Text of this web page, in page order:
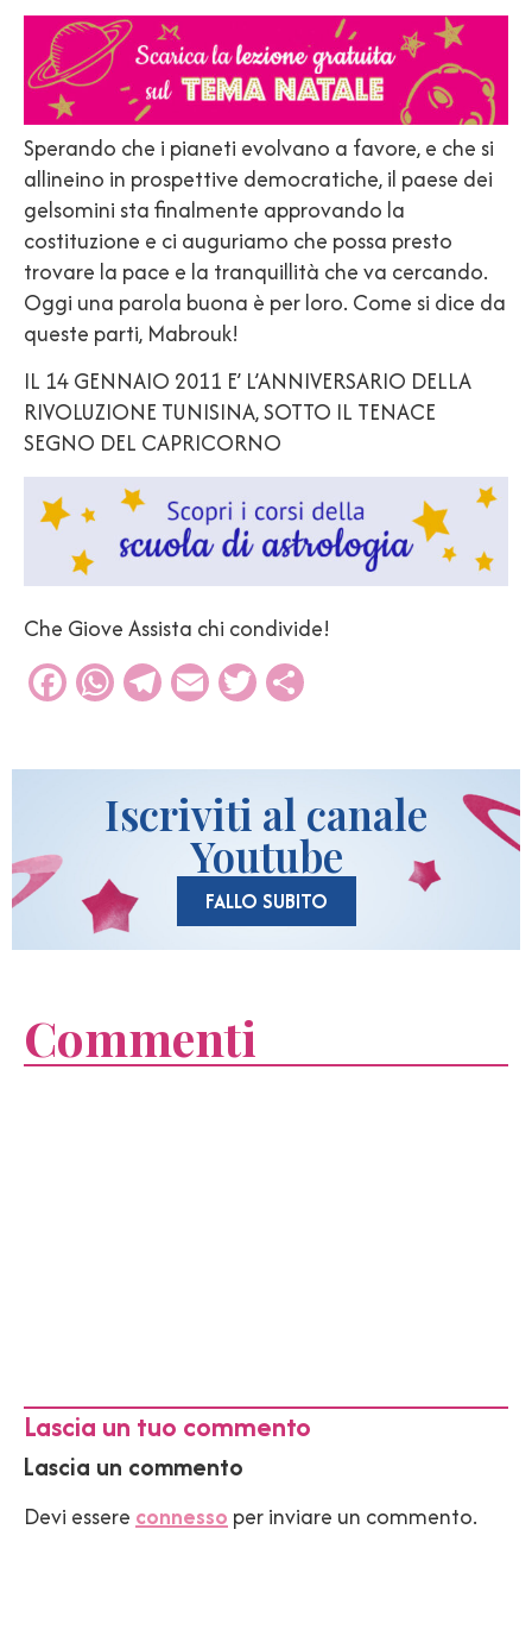
Sperando che i pianeti evolvano a favore, e che si
allineino in prospettive democratiche, il paese dei
gelsomini sta finalmente approvando la
costituzione e ci auguriamo che possa presto
trovare la pace e la tranquillità che va cercando.
Oggi una parola buona è per loro. Come si dice da
queste parti, Mabrouk!
IL 14 GENNAIO 2011 E’ L’ANNIVERSARIO DELLA
RIVOLUZIONE TUNISINA, SOTTO IL TENACE
SEGNO DEL CAPRICORNO
Che Giove Assista chi condivide!
Facebook
WhatsApp
Telegram
EmailTwitter
Iscriviti al canale
Youtube
FALLO SUBITO
Commenti
Lascia un tuo commento
Lascia un commento
Devi essereconnessoper inviare un commento.